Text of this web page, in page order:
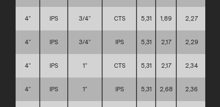
4” IPS 3/4” CTS 5,31 1,89 2,27
4” IPS 3/4” IPS 5,31 2,17 2,29
4” IPS 1” CTS 5,31 2,17 2,34
4” IPS 1” IPS 5,31 2,68 2,36